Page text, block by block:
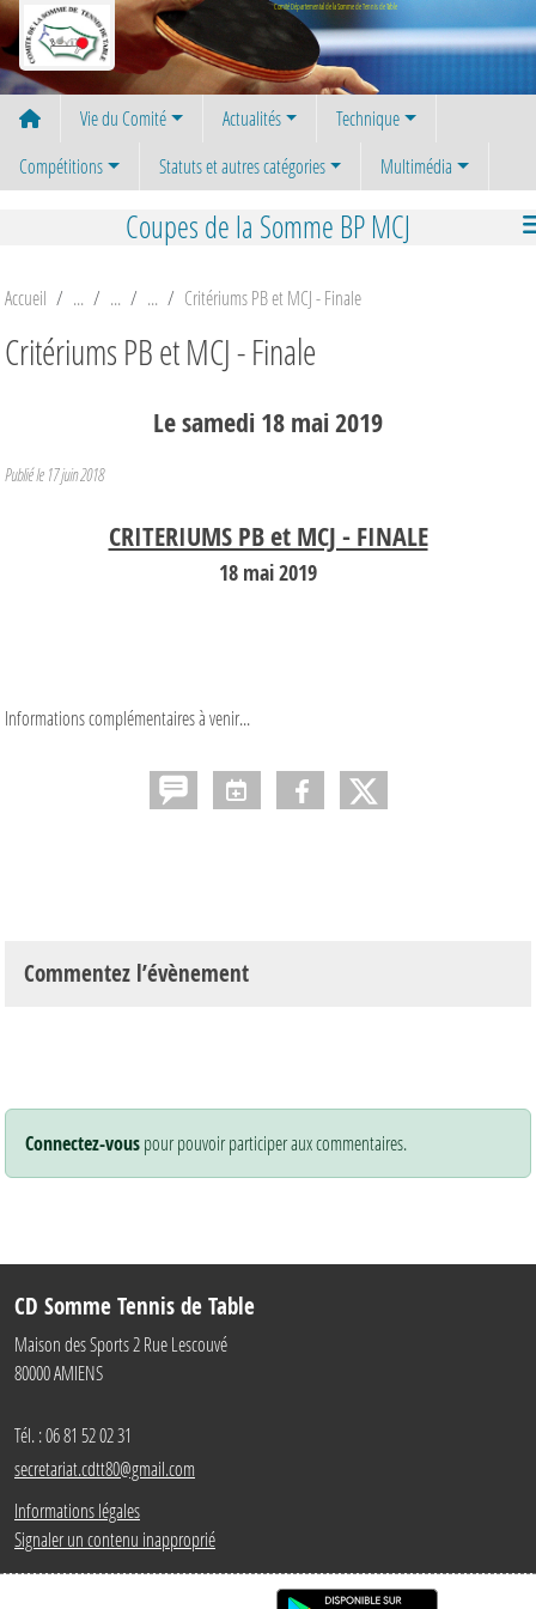
Comité Départemental de la Somme de Tennis de Table
Vie du Comité Actualités
Technique
Compétitions
Statuts et autres catégories Multimédia
Coupes de la Somme BP MCJ
Accueil Critériums PB et MCJ - Finale
Critériums PB et MCJ - Finale
Lesamedi18mai2019
Publié le 17 juin 2018
CRITERIUMS PB et MCJ - FINALE
18 mai 2019
Informations complémentaires à venir...
Commentez l’évènement
Connectez-vouspour pouvoir participer aux commentaires.
CD Somme Tennis de Table
Maison des Sports 2 Rue Lescouvé
80000AMIENS
Tél. :06 81 52 02 31
secretariat.cdtt80@gmail.com
Informations légales
Signaler un contenu inapproprié
Panneau de gestion des cookies